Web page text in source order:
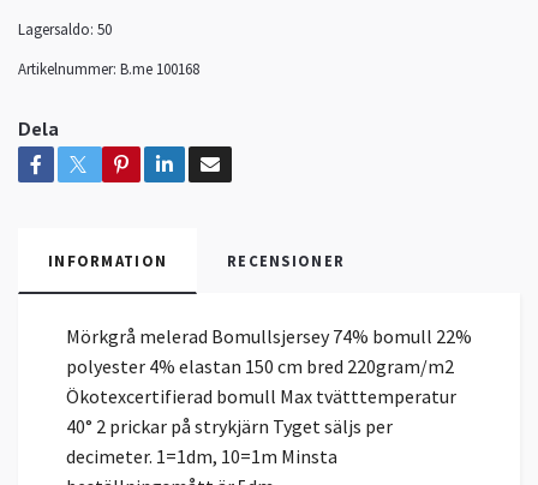
Lagersaldo: 50
Artikelnummer: B.me 100168
Dela
INFORMATION RECENSIONER
Mörkgrå melerad Bomullsjersey 74% bomull 22%
polyester 4% elastan 150 cm bred 220gram/m2
Ökotexcertifierad bomull Max tvätttemperatur
40° 2 prickar på strykjärn Tyget säljs per
decimeter. 1=1dm, 10=1m Minsta